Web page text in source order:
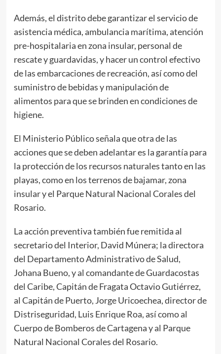
Además, el distrito debe garantizar el servicio de
asistencia médica, ambulancia marítima, atención
pre-hospitalaria en zona insular, personal de
rescate y guardavidas, y hacer un control efectivo
de las embarcaciones de recreación, así como del
suministro de bebidas y manipulación de
alimentos para que se brinden en condiciones de
higiene.
El Ministerio Público señala que otra de las
acciones que se deben adelantar es la garantía para
la protección de los recursos naturales tanto en las
playas, como en los terrenos de bajamar, zona
insular y el Parque Natural Nacional Corales del
Rosario.
La acción preventiva también fue remitida al
secretario del Interior, David Múnera; la directora
del Departamento Administrativo de Salud,
Johana Bueno, y al comandante de Guardacostas
del Caribe, Capitán de Fragata Octavio Gutiérrez,
al Capitán de Puerto, Jorge Uricoechea, director de
Distriseguridad, Luis Enrique Roa, así como al
Cuerpo de Bomberos de Cartagena y al Parque
Natural Nacional Corales del Rosario.